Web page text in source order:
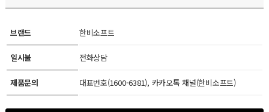
브랜드 한비소프트
일시불 전화상담
제품문의 대표번호(1600-6381), 카카오톡 채널(한비소프트)